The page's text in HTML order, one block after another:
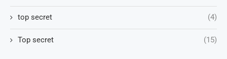
top secret (4)
Top secret (15)